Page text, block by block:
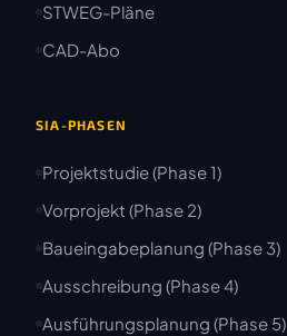
STWEG-Pläne
CAD-Abo
SIA-PHASEN
Projektstudie (Phase 1)
Vorprojekt (Phase 2)
Baueingabeplanung (Phase 3)
Ausschreibung (Phase 4)
Ausführungsplanung (Phase 5)